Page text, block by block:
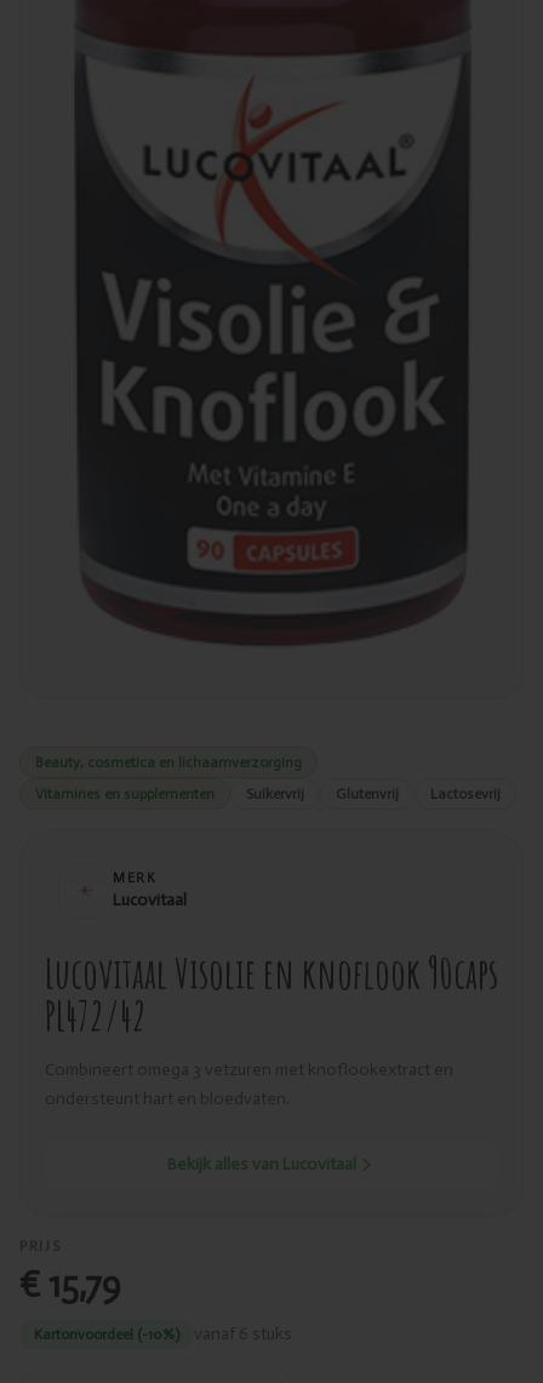
Beauty, cosmetica en lichaamverzorging
Vitamines en supplementen
Suikervrij Glutenvrij Lactosevrij
MERK
Lucovitaal
Lucovitaal Visolie en knoflook 90caps
PL472/42
Combineert omega 3 vetzuren met knoflookextract en
ondersteunt hart en bloedvaten.
Bekijk alles van Lucovitaal
PRIJS
€ 15,79
Kartonvoordeel (-10%) vanaf 6 stuks